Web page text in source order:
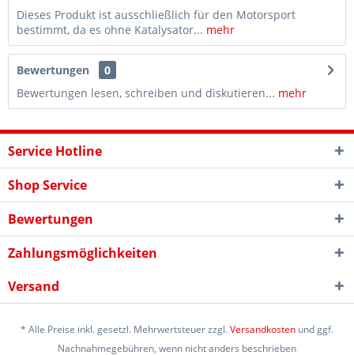
Dieses Produkt ist ausschließlich für den Motorsport
bestimmt, da es ohne Katalysator... mehr
Bewertungen
0
Bewertungen lesen, schreiben und diskutieren... mehr
Service Hotline
Shop Service
Bewertungen
Zahlungsmöglichkeiten
Versand
* Alle Preise inkl. gesetzl. Mehrwertsteuer zzgl.Versandkosten und ggf.
Nachnahmegebühren, wenn nicht anders beschrieben